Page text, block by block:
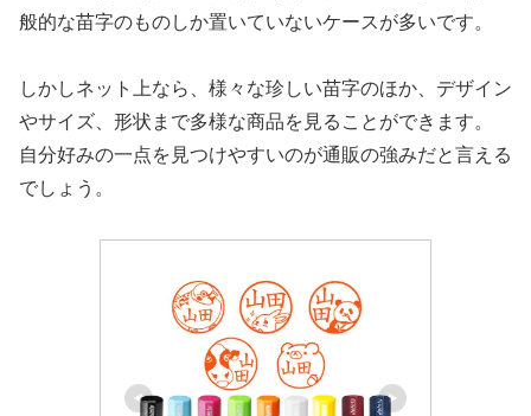
般的な苗字のものしか置いていないケースが多いです。
しかしネット上なら、様々な珍しい苗字のほか、デザイン
やサイズ、形状まで多様な商品を見ることができます。
自分好みの一点を見つけやすいのが通販の強みだと言える
でしょう。